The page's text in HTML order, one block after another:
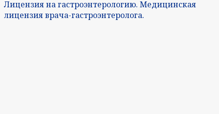
Лицензия на гастроэнтерологию. Медицинская
лицензия врача-гастроэнтеролога.